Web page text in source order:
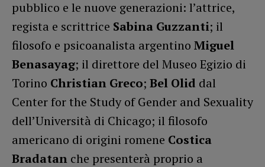
pubblico e le nuove generazioni: l’attrice,
regista e scrittrice Sabina Guzzanti; il
filosofo e psicoanalista argentino Miguel
Benasayag; il direttore del Museo Egizio di
Torino Christian Greco; Bel Olid dal
Center for the Study of Gender and Sexuality
dell’Università di Chicago; il filosofo
americano di origini romene Costica
Bradatan che presenterà proprio a